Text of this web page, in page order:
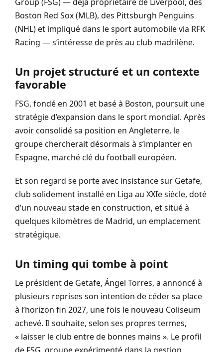
Group (FSG) — déjà propriétaire de Liverpool, des
Boston Red Sox (MLB), des Pittsburgh Penguins
(NHL) et impliqué dans le sport automobile via RFK
Racing — s’intéresse de près au club madrilène.
Un projet structuré et un contexte
favorable
FSG, fondé en 2001 et basé à Boston, poursuit une
stratégie d’expansion dans le sport mondial. Après
avoir consolidé sa position en Angleterre, le
groupe chercherait désormais à s’implanter en
Espagne, marché clé du football européen.
Et son regard se porte avec insistance sur Getafe,
club solidement installé en Liga au XXIe siècle, doté
d’un nouveau stade en construction, et situé à
quelques kilomètres de Madrid, un emplacement
stratégique.
Un timing qui tombe à point
Le président de Getafe, Ángel Torres, a annoncé à
plusieurs reprises son intention de céder sa place
à l’horizon fin 2027, une fois le nouveau Coliseum
achevé. Il souhaite, selon ses propres termes,
« laisser le club entre de bonnes mains ». Le profil